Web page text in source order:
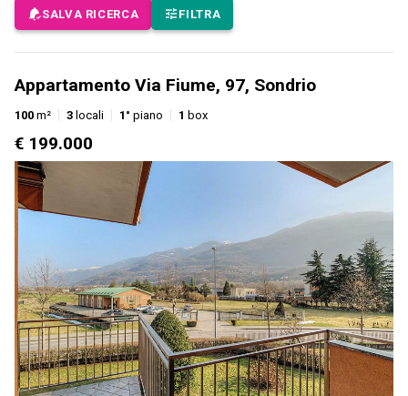
SALVA RICERCA FILTRA
Appartamento Via Fiume, 97, Sondrio
100 m² 3 locali 1° piano 1 box
€ 199.000